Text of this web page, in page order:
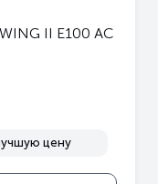
II E100 AC
цену